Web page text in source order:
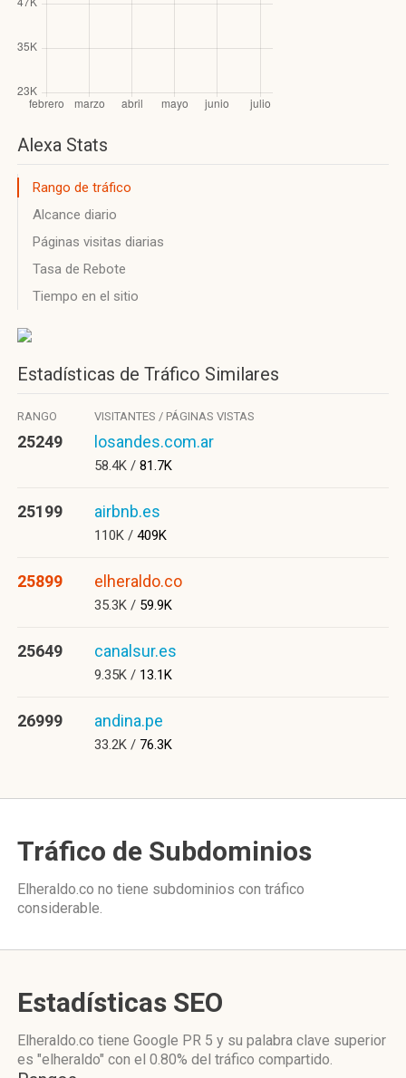
Alexa Stats
Rango de tráfico
Alcance diario
Páginas visitas diarias
Tasa de Rebote
Tiempo en el sitio
Estadísticas de Tráfico Similares
RANGO VISITANTES / PÁGINAS VISTAS
25249 losandes.com.ar
58.4K / 81.7K
25199 airbnb.es
110K / 409K
25899 elheraldo.co
35.3K / 59.9K
25649 canalsur.es
9.35K / 13.1K
26999 andina.pe
33.2K / 76.3K
Tráfico de Subdominios
Elheraldo.co no tiene subdominios con tráfico
considerable.
Estadísticas SEO
Elheraldo.co tiene Google PR 5 y su palabra clave superior
es "elheraldo" con el 0.80% del tráfico compartido.